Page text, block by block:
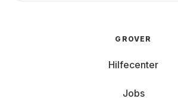
GROVER
Hilfecenter
Jobs